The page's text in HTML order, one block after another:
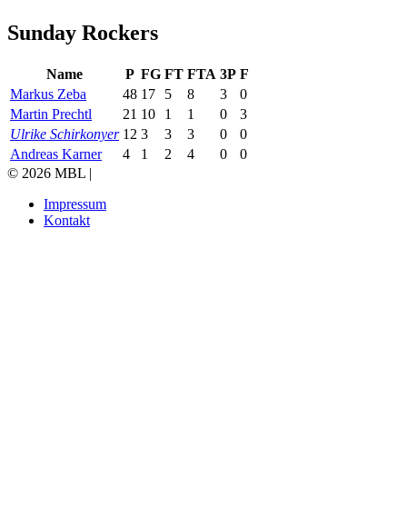
Sunday Rockers
Name P FG FT FTA 3P F
Markus Zeba
48 17 5 8 3
0
Martin Prechtl
21 10 1 1 0
3
Ulrike Schirkonyer 12 3 3 3 0
0
Andreas Karner
4 1 2 4 0
0
© 2026 MBL |
Impressum
Kontakt